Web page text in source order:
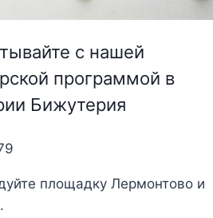
с нашей
программой в
Бижутерия
площадку Лермонтово и